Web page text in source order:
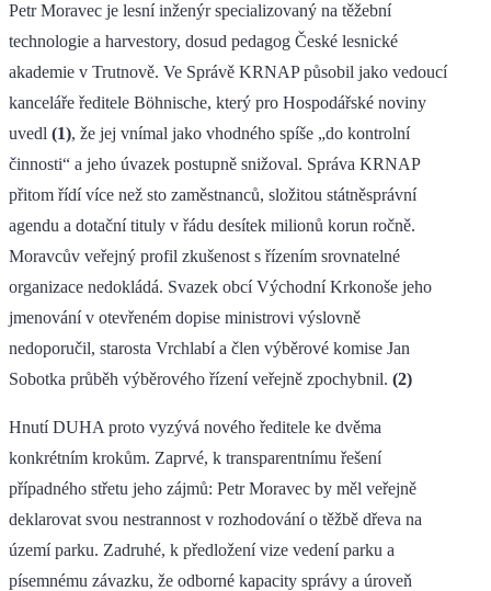
Petr Moravec je lesní inženýr specializovaný na těžební
technologie a harvestory, dosud pedagog České lesnické
akademie v Trutnově. Ve Správě KRNAP působil jako vedoucí
kanceláře ředitele Böhnische, který pro Hospodářské noviny
uvedl (1), že jej vnímal jako vhodného spíše „do kontrolní
činnosti“ a jeho úvazek postupně snižoval. Správa KRNAP
přitom řídí více než sto zaměstnanců, složitou státněsprávní
agendu a dotační tituly v řádu desítek milionů korun ročně.
Moravcův veřejný profil zkušenost s řízením srovnatelné
organizace nedokládá. Svazek obcí Východní Krkonoše jeho
jmenování v otevřeném dopise ministrovi výslovně
nedoporučil, starosta Vrchlabí a člen výběrové komise Jan
Sobotka průběh výběrového řízení veřejně zpochybnil. (2)
Hnutí DUHA proto vyzývá nového ředitele ke dvěma
konkrétním krokům. Zaprvé, k transparentnímu řešení
případného střetu jeho zájmů: Petr Moravec by měl veřejně
deklarovat svou nestrannost v rozhodování o těžbě dřeva na
území parku. Zadruhé, k předložení vize vedení parku a
písemnému závazku, že odborné kapacity správy a úroveň